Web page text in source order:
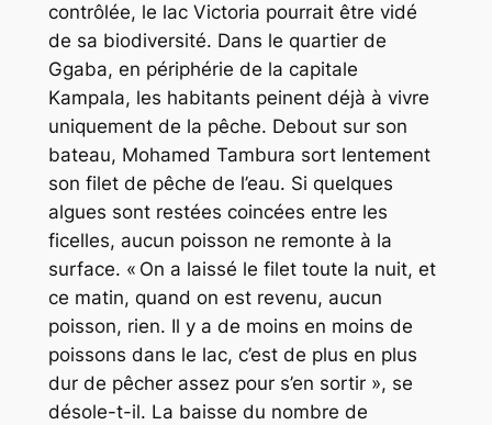
contrôlée, le lac Victoria pourrait être vidé
de sa biodiversité. Dans le quartier de
Ggaba, en périphérie de la capitale
Kampala, les habitants peinent déjà à vivre
uniquement de la pêche. Debout sur son
bateau, Mohamed Tambura sort lentement
son filet de pêche de l’eau. Si quelques
algues sont restées coincées entre les
ficelles, aucun poisson ne remonte à la
surface. « On a laissé le filet toute la nuit, et
ce matin, quand on est revenu, aucun
poisson, rien. Il y a de moins en moins de
poissons dans le lac, c’est de plus en plus
dur de pêcher assez pour s’en sortir », se
désole-t-il. La baisse du nombre de